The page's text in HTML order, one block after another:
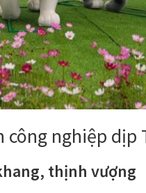
công nghiệp dịp
thịnh vượng